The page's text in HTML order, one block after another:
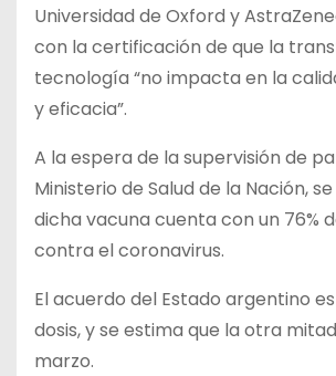
Universidad de Oxford y
con la certificación de que la
tecnología “no impacta en la
y eficacia”.
A la espera de la supervisión de
Ministerio de Salud de la Nación,
dicha vacuna cuenta con un 76%
contra el coronavirus.
El acuerdo del Estado argentino es
dosis, y se estima que la otra
marzo.